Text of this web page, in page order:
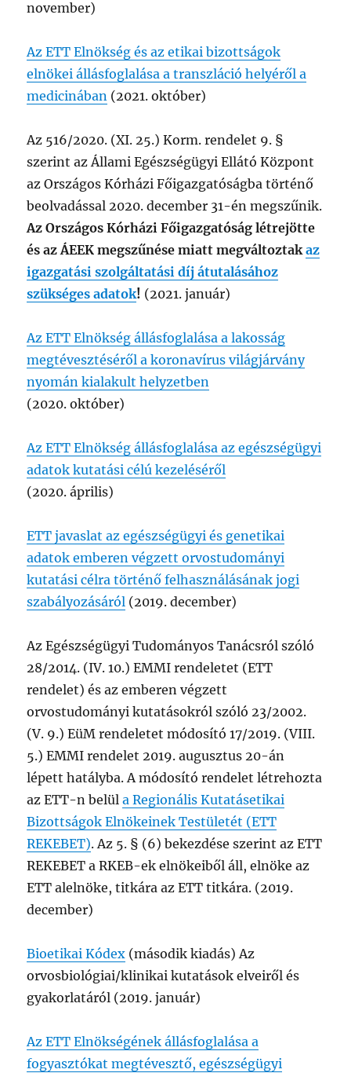
november)
Az ETT Elnökség és az etikai bizottságok
elnökei állásfoglalása a transzláció helyéről a
medicinában (2021. október)
Az 516/2020. (XI. 25.) Korm. rendelet 9. §
szerint az Állami Egészségügyi Ellátó Központ
az Országos Kórházi Főigazgatóságba történő
beolvadással 2020. december 31-én megszűnik.
Az Országos Kórházi Főigazgatóság létrejötte
és az ÁEEK megszűnése miatt megváltoztakaz
igazgatási szolgáltatási díj átutalásához
szükséges adatok! (2021. január)
Az ETT Elnökség állásfoglalása a lakosság
megtévesztéséről a koronavírus világjárvány
nyomán kialakult helyzetben
(2020. október)
Az ETT Elnökség állásfoglalása az egészségügyi
adatok kutatási célú kezeléséről
(2020. április)
ETT javaslat az egészségügyi és genetikai
adatok emberen végzett orvostudományi
kutatási célra történő felhasználásának jogi
szabályozásáról (2019. december)
Az Egészségügyi Tudományos Tanácsról szóló
28/2014. (IV. 10.) EMMI rendeletet (ETT
rendelet) és az emberen végzett
orvostudományi kutatásokról szóló 23/2002.
(V. 9.) EüM rendeletet módosító 17/2019. (VIII.
5.) EMMI rendelet 2019. augusztus 20-án
lépett hatályba. A módosító rendelet létrehozta
az ETT-n belüla Regionális Kutatásetikai
Bizottságok Elnökeinek Testületét (ETT
REKEBET). Az 5. § (6) bekezdése szerint az ETT
REKEBET a RKEB-ek elnökeiből áll, elnöke az
ETT alelnöke, titkára az ETT titkára. (2019.
december)
Bioetikai Kódex (második kiadás) Az
orvosbiológiai/klinikai kutatások elveiről és
gyakorlatáról (2019. január)
Az ETT Elnökségének állásfoglalása a
fogyasztókat megtévesztő, egészségügyi